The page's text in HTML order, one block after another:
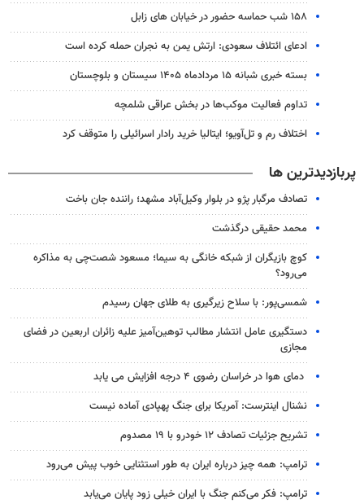
۱۵۸ شب حماسه حضور در خیابان های زابل
ادعای ائتلاف سعودی: ارتش یمن به نجران حمله کرده است
بسته خبری شبانه ۱۵ مردادماه ۱۴۰۵ سیستان و بلوچستان
تداوم فعالیت موکب‌ها در بخش عراقی شلمچه
اختلاف رم و تل‌آویو؛ ایتالیا خرید رادار اسرائیلی را متوقف کرد
پربازدیدترین ها
تصادف مرگبار پژو در بلوار وکیل‌آباد مشهد؛ راننده جان باخت
محمد حقیقی درگذشت
کوچ بازیگران از شبکه خانگی به سیما؛ مسعود شصت‌چی به مذاکره
می‌رود؟
شمسی‌پور: با سلاح زیرگیری به طلای جهان رسیدم
دستگیری عامل انتشار مطالب توهین‌آمیز علیه زائران اربعین در فضای
مجازی
دمای هوا در خراسان رضوی ۴ درجه افزایش می یابد
نشنال اینترست: آمریکا برای جنگ پهپادی آماده نیست
تشریح جزئیات تصادف ۱۲ خودرو با ۱۹ مصدوم
ترامپ: همه چیز درباره ایران به طور استثنایی خوب پیش می‌رود
ترامپ: فکر می‌کنم جنگ با ایران خیلی زود پایان می‌یابد